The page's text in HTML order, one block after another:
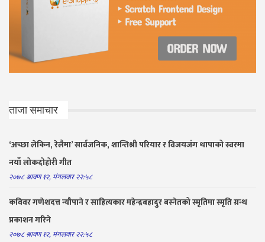
ताजा समाचार
‘अच्छा लेकिन, रेलैमा’ सार्वजनिक, शान्तिश्री परियार र विजयजंग थापाको स्वरमा
नयाँ लोकदोहोरी गीत
२०७८ श्रावण १२, मंगलवार २२:५८
कविवर गणेशदत्त न्यौपाने र साहित्यकार महेन्द्रबहादुर बस्नेतको स्मृतिमा स्मृति ग्रन्थ
प्रकाशन गरिने
२०७८ श्रावण १२, मंगलवार २२:५८